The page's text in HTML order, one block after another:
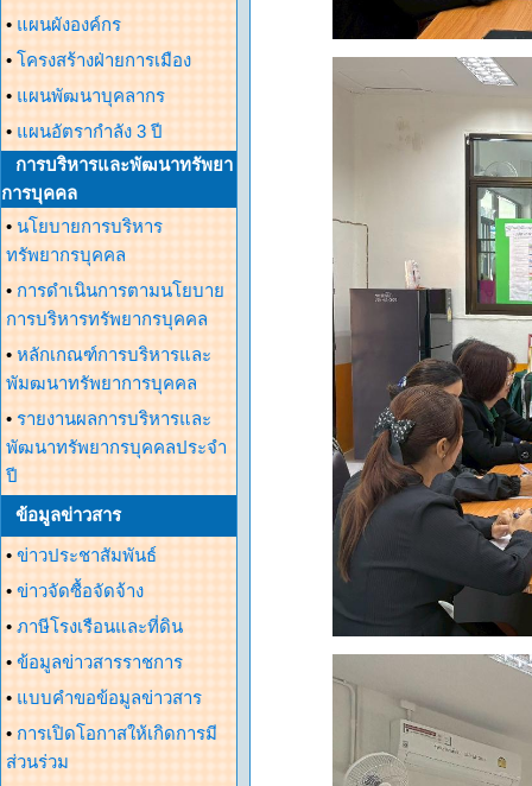
• แผนผังองค์กร
• โครงสร้างฝ่ายการเมือง
• แผนพัฒนาบุคลากร
• แผนอัตรากำลัง 3 ปี
การบริหารและพัฒนาทรัพยา
การบุคคล
• นโยบายการบริหาร
ทรัพยากรบุคคล
• การดำเนินการตามนโยบาย
การบริหารทรัพยากรบุคคล
• หลักเกณฑ์การบริหารและ
พัมฒนาทรัพยาการบุคคล
• รายงานผลการบริหารและ
พัฒนาทรัพยากรบุคคลประจำ
ปี
ข้อมูลข่าวสาร
• ข่าวประชาสัมพันธ์
• ข่าวจัดซื้อจัดจ้าง
• ภาษีโรงเรือนและที่ดิน
• ข้อมูลข่าวสารราชการ
• แบบคำขอข้อมูลข่าวสาร
• การเปิดโอกาสให้เกิดการมี
ส่วนร่วม